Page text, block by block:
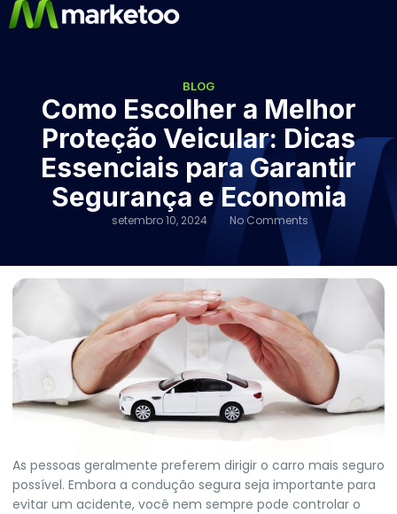
BLOG
Como Escolher a Melhor
Proteção Veicular: Dicas
Essenciais para Garantir
Segurança e Economia
setembro 10, 2024 No Comments
As pessoas geralmente preferem dirigir o carro mais seguro
possível. Embora a condução segura seja importante para
evitar um acidente, você nem sempre pode controlar o